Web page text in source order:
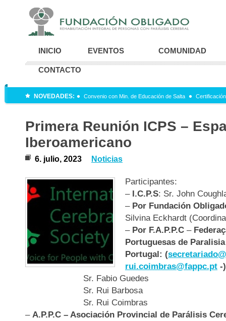
INICIO EVENTOS COMUNIDAD
CONTACTO
NOVEDADES: Convenio con Min. de Educación de Salta
Primera Reunión ICPS –
Iberoamericano
6. julio, 2023 Noticias
Participantes:
– I.C.P.S: Sr. John
– Por Fundación
Silvina Eckhardt
– Por F.A.P.P.C –
Portuguesas de
Portugal: (
rui.coimbras@fappc.pt -)
Sr. Fabio Guedes
Sr. Rui Barbosa
Sr. Rui Coimbras
– A.P.P.C – Asociación Provincial de Parálisis